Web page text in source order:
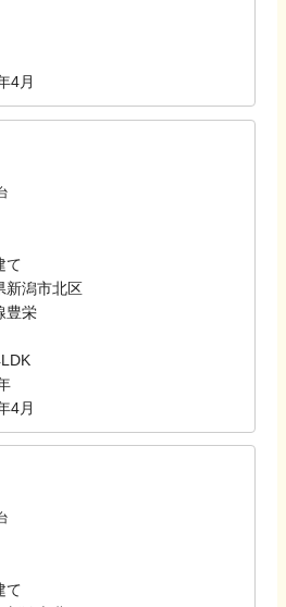
4月
て
新潟市北区
豊栄
4月
て